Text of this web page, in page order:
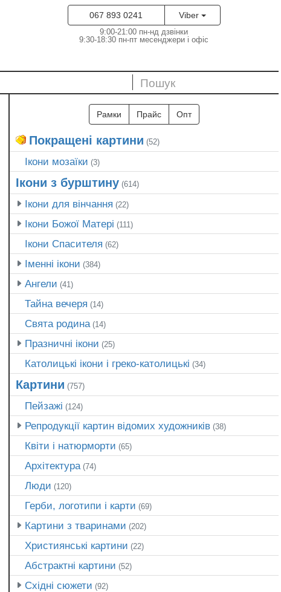
067 893 0241 Viber
9:00-21:00 пн-нд дзвінки
9:30-18:30 пн-пт месенджери і офіс
Рамки Прайс Опт
Покращені картини (52)
Ікони мозаїки (3)
Ікони з бурштину(614)
Ікони для вінчання (22)
Ікони Божої Матері (111)
Ікони Спасителя (62)
Іменні ікони (384)
Ангели (41)
Тайна вечеря (14)
Свята родина(14)
Празничні ікони (25)
Католицькі ікони і греко-католицькі (34)
Картини (757)
Пейзажі (124)
Репродукції картин відомих художників(38)
Квіти і натюрморти (65)
Архітектура(74)
Люди (120)
Герби, логотипи і карти (69)
Картини з тваринами (202)
Християнські картини (22)
Абстрактні картини (52)
Східні сюжети (92)